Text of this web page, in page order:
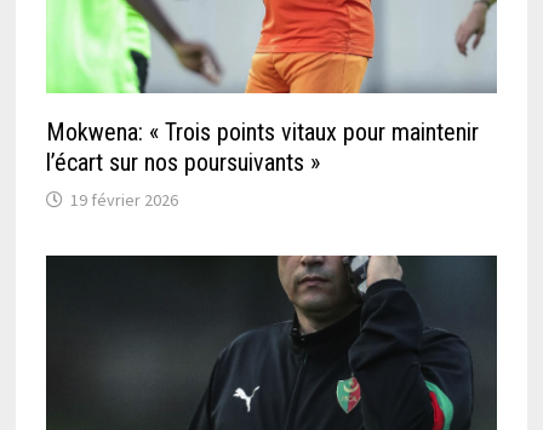
Mokwena: « Trois points vitaux pour maintenir
l’écart sur nos poursuivants »
19 février 2026